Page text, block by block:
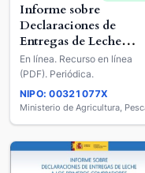
Informe sobre
Declaraciones de
Entregas de Leche
Cruda a los Primeros
Compradores : Ovino y
Caprino de Leche
En línea. Recurso en línea
(PDF). Periódica.
NIPO: 00321077X